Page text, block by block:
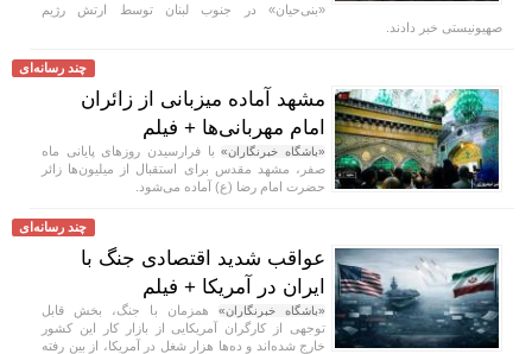
«بنی‌حیان» در جنوب لبنان توسط ارتش رژیم
صهیونیستی خبر دادند.
چند رسانه‌ای
مشهد آماده میزبانی از زائران
امام مهربانی‌ها + فیلم
«باشگاه خبرنگاران»با فرارسیدن روز‌های پایانی ماه
صفر، مشهد مقدس برای استقبال از میلیون‌ها زائر
حضرت امام رضا (ع) آماده می‌شود.
چند رسانه‌ای
عواقب شدید اقتصادی جنگ با
ایران در آمریکا + فیلم
«باشگاه خبرنگاران» همزمان با جنگ، بخش قابل
توجهی از کارگران آمریکایی از بازار کار این کشور
خارج شده‌اند و ده‌ها هزار شغل در آمریکا، از بین رفته